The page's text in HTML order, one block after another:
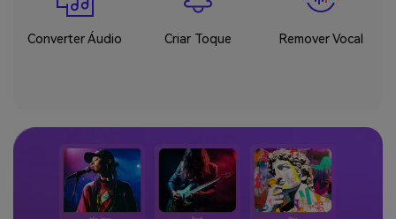
Converter Áudio Criar Toque Remover Vocal